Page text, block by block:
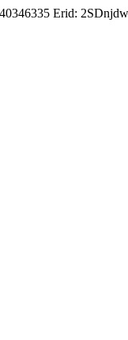
Erid: